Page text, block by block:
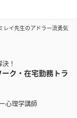
レイ先生のアドラー流勇気
！
ク・在宅勤務トラ
心理学講師